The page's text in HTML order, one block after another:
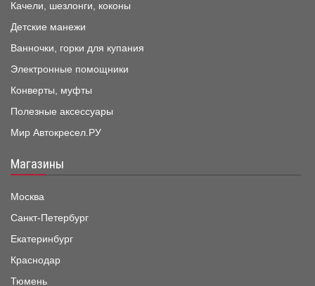
Качели, шезлонги, коконы
Детские манежи
Ванночки, горки для купания
Электронные помощники
Конверты, муфты
Полезные аксессуары
Мир Автокресел.РУ
Магазины
Москва
Санкт-Петербург
Екатеринбург
Краснодар
Тюмень